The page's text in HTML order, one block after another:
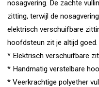
nosagvering. De zachte
zitting, terwijl de
elektrisch verschuifbare
hoofdsteun zit je altijd goed.
* Elektrisch verschuifbare
* Handmatig verstelbare
* Veerkrachtige polyether